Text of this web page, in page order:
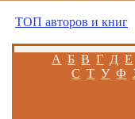
ТОП авторов и книг
А Б В Г Д Е
С Т У Ф